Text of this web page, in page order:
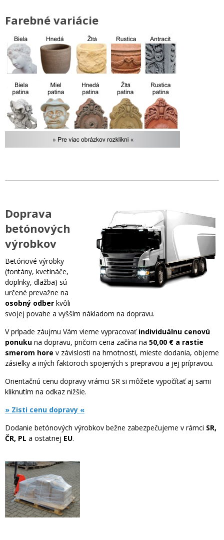
Farebné variácie
Doprava
betónových
výrobkov
Betónové výrobky
(fontány, kvetináče,
doplnky, dlažba) sú
určené prevažne na
osobný odber kvôli
svojej povahe a vyšším nákladom na dopravu.
V prípade záujmu Vám vieme vypracovaťindividuálnu cenovú
ponuku na dopravu, pričom cena začína na 50,00 € a rastie
smerom hore v závislosti na hmotnosti, mieste dodania, objeme
zásielky a iných faktoroch spojených s prepravou a jej prípravou.
Orientačnú cenu dopravy vrámci SR si môžete vypočítať aj sami
kliknutím na odkaz nižšie.
» Zisti cenu dopravy «
Dodanie betónových výrobkov bežne zabezpečujeme v rámci SR,
ČR, PL a ostatnej EU.